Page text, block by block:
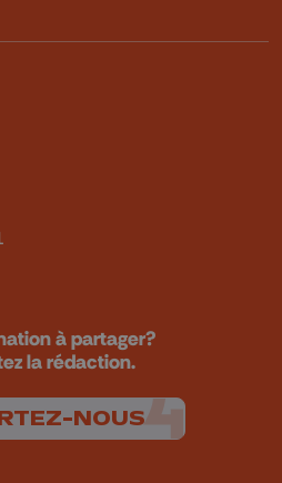
à partager?
la rédaction.
NOUS